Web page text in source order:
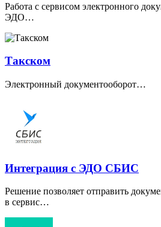
Работа с сервисом электронного
ЭДО…
Такском
Электронный документооборот…
Интеграция с ЭДО СБИС
Решение позволяет отправить
в сервис…